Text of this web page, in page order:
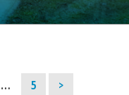
… Page
5 >